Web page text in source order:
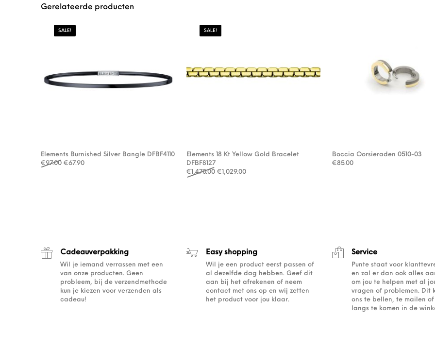
Gerelateerde producten
SALE!
Elements Burnished Silver Bangle DFBF4110
€97.00 Oorspronkelijke prijs was: €97.00.
€67.90Huidige prijs is: €67.90.
SALE!
Elements 18 Kt Yellow Gold Bracelet
DFBF8127
€1,470.00 Oorspronkelijke prijs was: €1,470.00.
€1,029.00Huidige prijs is: €1,029.00.
Boccia Oorsieraden 0510-03
€85.00
Cadeauverpakking
Wil je iemand verrassen met een
van onze producten. Geen
probleem, bij de verzendmethode
kun je kiezen voor verzenden als
cadeau!
Easy shopping
Wil je een product eerst passen of
al dezelfde dag hebben. Geef dit
aan bij het afrekenen of neem
contact met ons op en wij zetten
het product voor jou klaar.
Service
Punte staat voor
en zal er dan ook alles
om jou te helpen met al
vragen of problemen. Dit
ons te bellen, te mailen
langs te komen in de